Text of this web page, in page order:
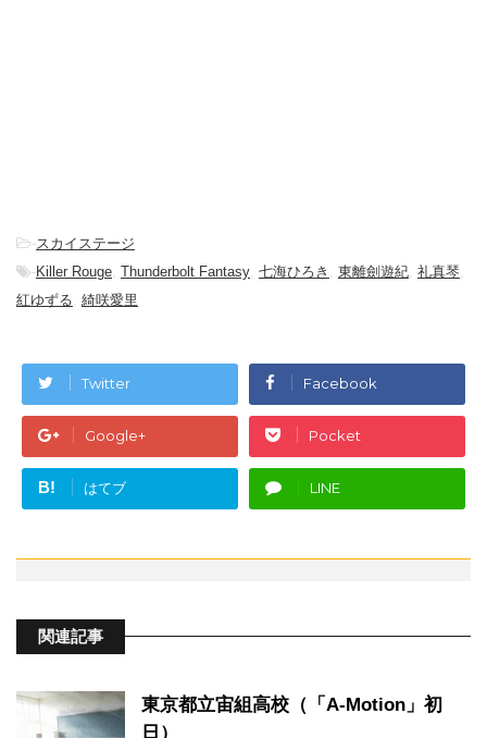
-スカイステージ
-Killer Rouge Thunderbolt Fantasy 七海ひろき 東離劍遊紀 礼真琴
紅ゆずる 綺咲愛里
Twitter Facebook
Google+ Pocket
B! はてブ LINE
関連記事
東京都立宙組高校（「A-Motion」初
日）